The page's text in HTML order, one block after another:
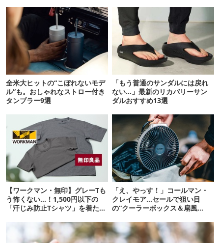
全米大ヒットの“こぼれないモデ
ル”も。おしゃれなストロー付き
タンブラー9選
「もう普通のサンダルには戻れ
ない…」最新のリカバリーサン
ダルおすすめ13選
【ワークマン・無印】グレーTも
う怖くない…！1,500円以下の
「汗じみ防止Tシャツ」を着たら
「え、やっす！」コールマン・
クレイモア…セールで狙い目
の“クーラーボックス＆扇風